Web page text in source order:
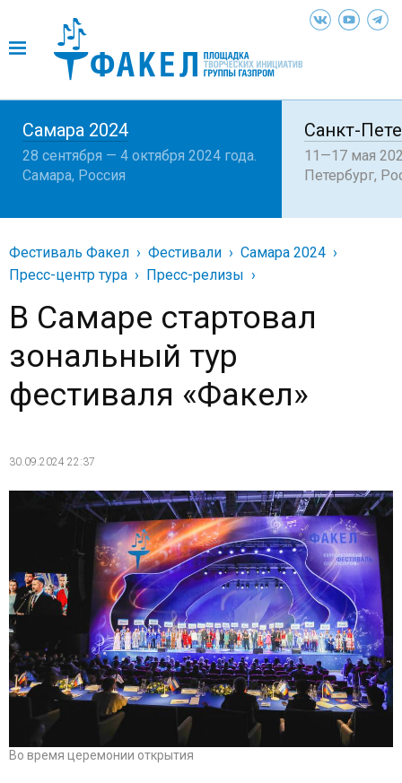
Санкт-
11—17 мая
Петербург,
Самара 2024
28 сентября — 4 октября 2024 года.
Самара, Россия
Фестиваль Факел Фестивали
Самара 2024
Пресс-центр тура
Пресс-релизы
В Самаре стартовал
зональный тур
фестиваля «Факел»
30.09.2024 22:37
Во время церемонии открытия